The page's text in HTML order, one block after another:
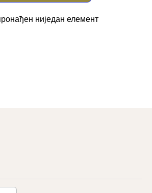
ниједан елемент